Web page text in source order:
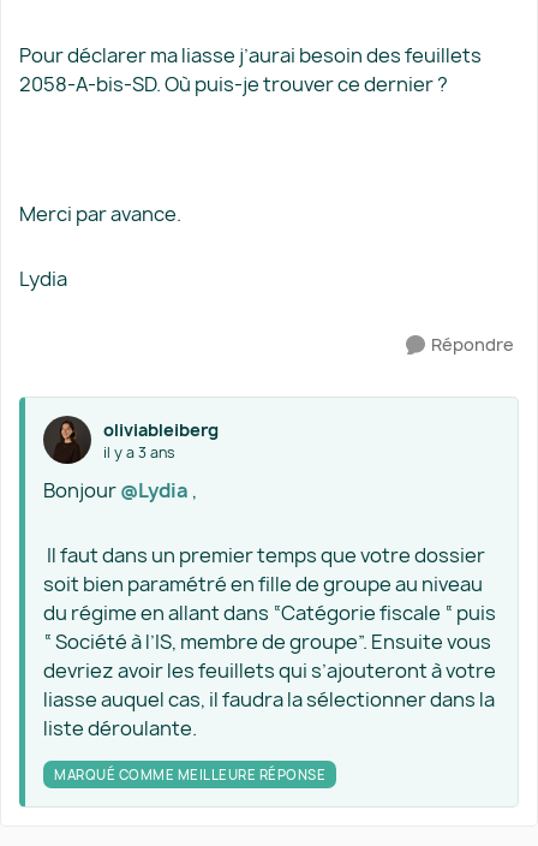
Pour déclarer ma liasse j’aurai besoin des feuillets
2058-A-bis-SD. Où puis-je trouver ce dernier ?
Merci par avance.
Lydia
Répondre
oliviableiberg
il y a 3 ans
Bonjour@Lydia ,
Il faut dans un premier temps que votre dossier
soit bien paramétré en fille de groupe au niveau
du régime en allant dans “Catégorie fiscale “ puis
“ Société à l’IS, membre de groupe”. Ensuite vous
devriez avoir les feuillets qui s’ajouteront à votre
liasse auquel cas, il faudra la sélectionner dans la
liste déroulante.
MARQUÉ COMME MEILLEURE RÉPONSE